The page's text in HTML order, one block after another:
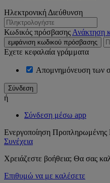
Ηλεκτρονική Διεύθυνση
Κωδικός πρόσβασης Ανάκτηση
εμφάνιση κωδικού πρόσβασης
Εχετε κεφαλαία γράμματα
Απομνημόνευση των
ή
Σύνδεση μέσω app
Ενεργοποίηση Προπληρωμένης
Συνέχεια
Χρειάζεστε βοήθεια; Θα σας
Επιθυμώ να με καλέσετε